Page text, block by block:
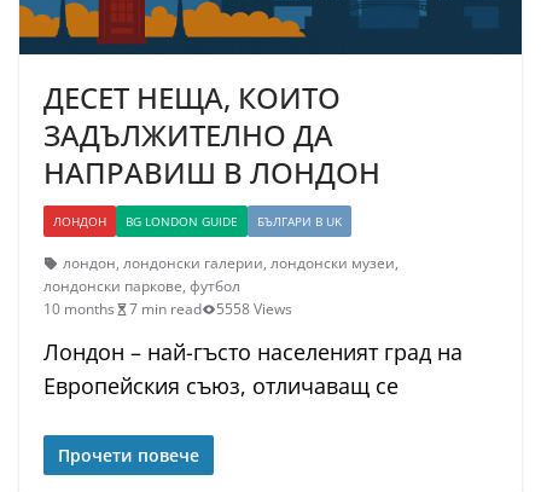
ДЕСЕТ НЕЩА, КОИТО
ЗАДЪЛЖИТЕЛНО ДА
НАПРАВИШ В ЛОНДОН
ЛОНДОН BG LONDON GUIDE БЪЛГАРИ В UK
лондон, лондонски галерии, лондонски музеи,
лондонски паркове, футбол
10 months
7 min read 5558 Views
Лондон – най-гъсто населеният град на
Европейския съюз, отличаващ се
Прочети повече